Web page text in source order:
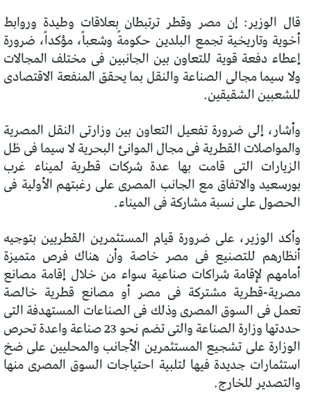
قال الوزير: إن مصر وقطر ترتبطان بعلاقات وطيدة وروابط
أخوية وتاريخية تجمع البلدين حكومةً وشعباً، مؤكداً، ضرورة
إعطاء دفعة قوية للتعاون بين الجانبين فى مختلف المجالات
ولا سيما مجالى الصناعة والنقل بما يحقق المنفعة الاقتصادى
للشعبين الشقيقين.
وأشار، إلى ضرورة تفعيل التعاون بين وزارتى النقل المصرية
والمواصلات القطرية فى مجال الموانئ البحرية لا سيما فى ظل
الزيارات التى قامت بها عدة شركات قطرية لميناء غرب
بورسعيد والاتفاق مع الجانب المصرى على رغبتهم الأولية فى
الحصول على نسبة مشاركة فى الميناء.
وأكد الوزير، على ضرورة قيام المستثمرين القطريين بتوجيه
أنظارهم للتصنيع فى مصر خاصة وأن هناك فرص متميزة
أمامهم لإقامة شراكات صناعية سواء من خلال إقامة مصانع
مصرية-قطرية مشتركة فى مصر أو مصانع قطرية خالصة
تعمل فى السوق المصرى وذلك فى الصناعات المستهدفة التى
حددتها وزارة الصناعة والتى تضم نحو 23 صناعة واعدة تحرص
الوزارة على تشجيع المستثمرين الأجانب والمحليين على ضخ
استثمارات جديدة فيها لتلبية احتياجات السوق المصرى منها
والتصدير للخارج.